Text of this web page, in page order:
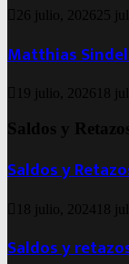
26 julio, 2026 25
Matthias
19 julio, 2026 18
Saldos y
Saldos y
18 julio, 2024 18
Saldos y